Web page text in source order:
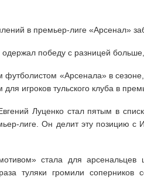
в премьер-лиге «Арсенал»
победу с разницей
футболистом «Арсенала» в
игроков тульского клуба в
Луценко стал пятым в
лиге. Он делит эту позицию с
стала для
туляки громили